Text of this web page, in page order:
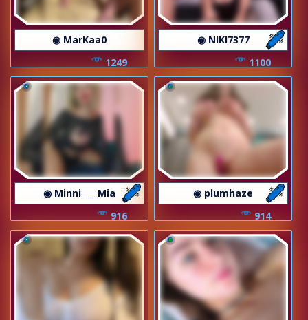
◉ MarKaa0
1249
◉ NIKI7377
1100
◉ Minni____Mia
916
◉ plumhaze
914